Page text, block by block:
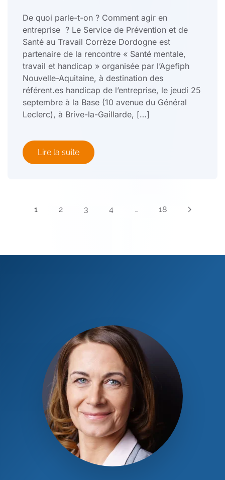
De quoi parle-t-on ? Comment agir en
entreprise ? Le Service de Prévention et de
Santé au Travail Corrèze Dordogne est
partenaire de la rencontre « Santé mentale,
travail et handicap » organisée par l’Agefiph
Nouvelle-Aquitaine, à destination des
référent.es handicap de l’entreprise, le jeudi 25
septembre à la Base (10 avenue du Général
Leclerc), à Brive-la-Gaillarde, […]
Lire la suite
1 2 3 4 … 18